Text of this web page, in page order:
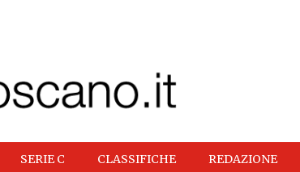
SERIE C CLASSIFICHE REDAZIONE